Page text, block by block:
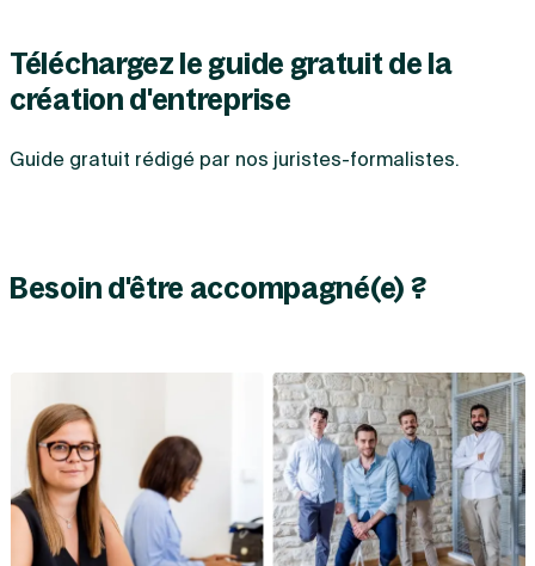
Téléchargez le guide gratuit de la
création d'entreprise
Guide gratuit rédigé par nos juristes-formalistes.
Besoin d'être accompagné(e) ?